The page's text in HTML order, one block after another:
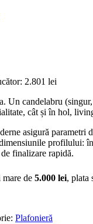
2.801 lei
Un candelabru
cât și în hol,
asigură
profilului:
finalizare rapidă.
de 5.000 lei, plata
Plafonieră